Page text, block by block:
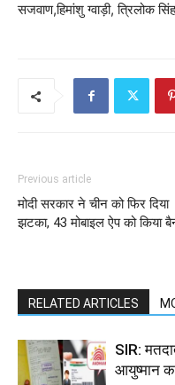
सजवाण,हिमांशु ग्वाड़ी, त्रिलोक
Previous article
मोदी सरकार ने चीन को फिर दिया
झटका, 43 मोबाइल ऐप को किया
RELATED ARTICLES
SIR:
आयुष्मान